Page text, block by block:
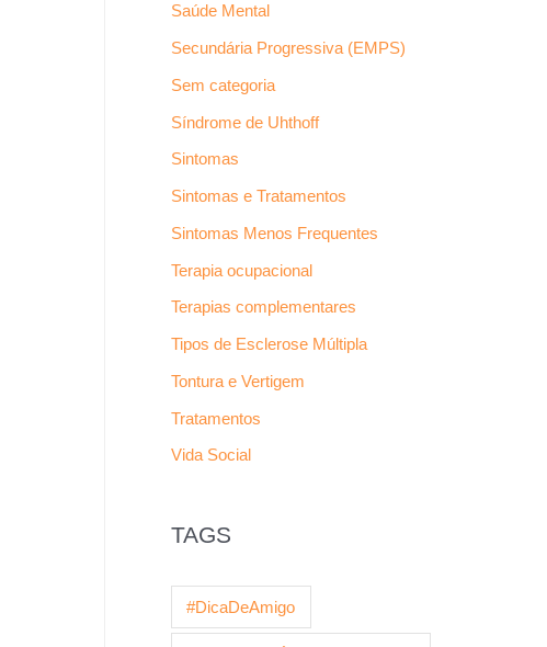
Saúde Mental
Secundária Progressiva (EMPS)
Sem categoria
Síndrome de Uhthoff
Sintomas
Sintomas e Tratamentos
Sintomas Menos Frequentes
Terapia ocupacional
Terapias complementares
Tipos de Esclerose Múltipla
Tontura e Vertigem
Tratamentos
Vida Social
TAGS
#DicaDeAmigo